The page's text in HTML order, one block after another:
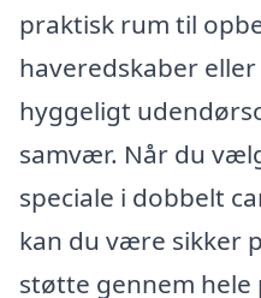
praktisk rum til
haveredskaber
hyggeligt
samvær. Når du
speciale i dobbelt
kan du være sikker
støtte gennem hele